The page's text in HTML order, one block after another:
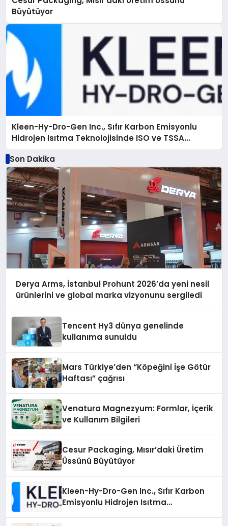
Büyütüyor
Kleen-Hy-Dro-Gen Inc., Sıfır Karbon Emisyonlu
Hidrojen Isıtma Teknolojisinde ISO ve TSSA
Düzenleyici Onaylarını Aldı
Son Dakika
Derya Arms, İstanbul Prohunt 2026’da yeni nesil
ürünlerini ve global marka vizyonunu sergiledi
Tencent Hy3 dünya genelinde
kullanıma sunuldu
Mars Türkiye’den “Köpeğini İşe Götür
Haftası” çağrısı
Venatura Magnezyum: Formlar, İçerik
ve Kullanım Bilgileri
Cesur Packaging, Mısır’daki Üretim
Üssünü Büyütüyor
Kleen-Hy-Dro-Gen Inc., Sıfır Karbon
Emisyonlu Hidrojen Isıtma